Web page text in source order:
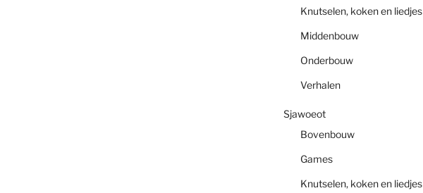
Knutselen, koken en liedjes
Middenbouw
Onderbouw
Verhalen
Sjawoeot
Bovenbouw
Games
Knutselen, koken en liedjes